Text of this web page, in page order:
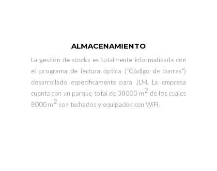
ALMACENAMIENTO
La gestión de stocks es totalmente informatizada con
el programa de lectura óptica ("Código de barras")
desarrollado específicamente para JLM. La empresa
cuenta con un parque total de 38000 m2 de los cuales
8000 m2 son techados y equipados con WiFi.